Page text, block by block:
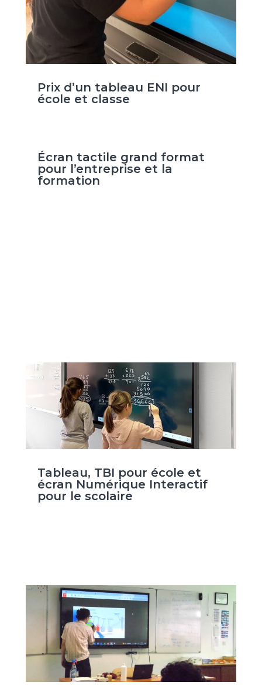
Prix d’un tableau ENI pour
école et classe
Écran tactile grand format
pour l’entreprise et la
formation
Tableau, TBI pour école et
écran Numérique Interactif
pour le scolaire